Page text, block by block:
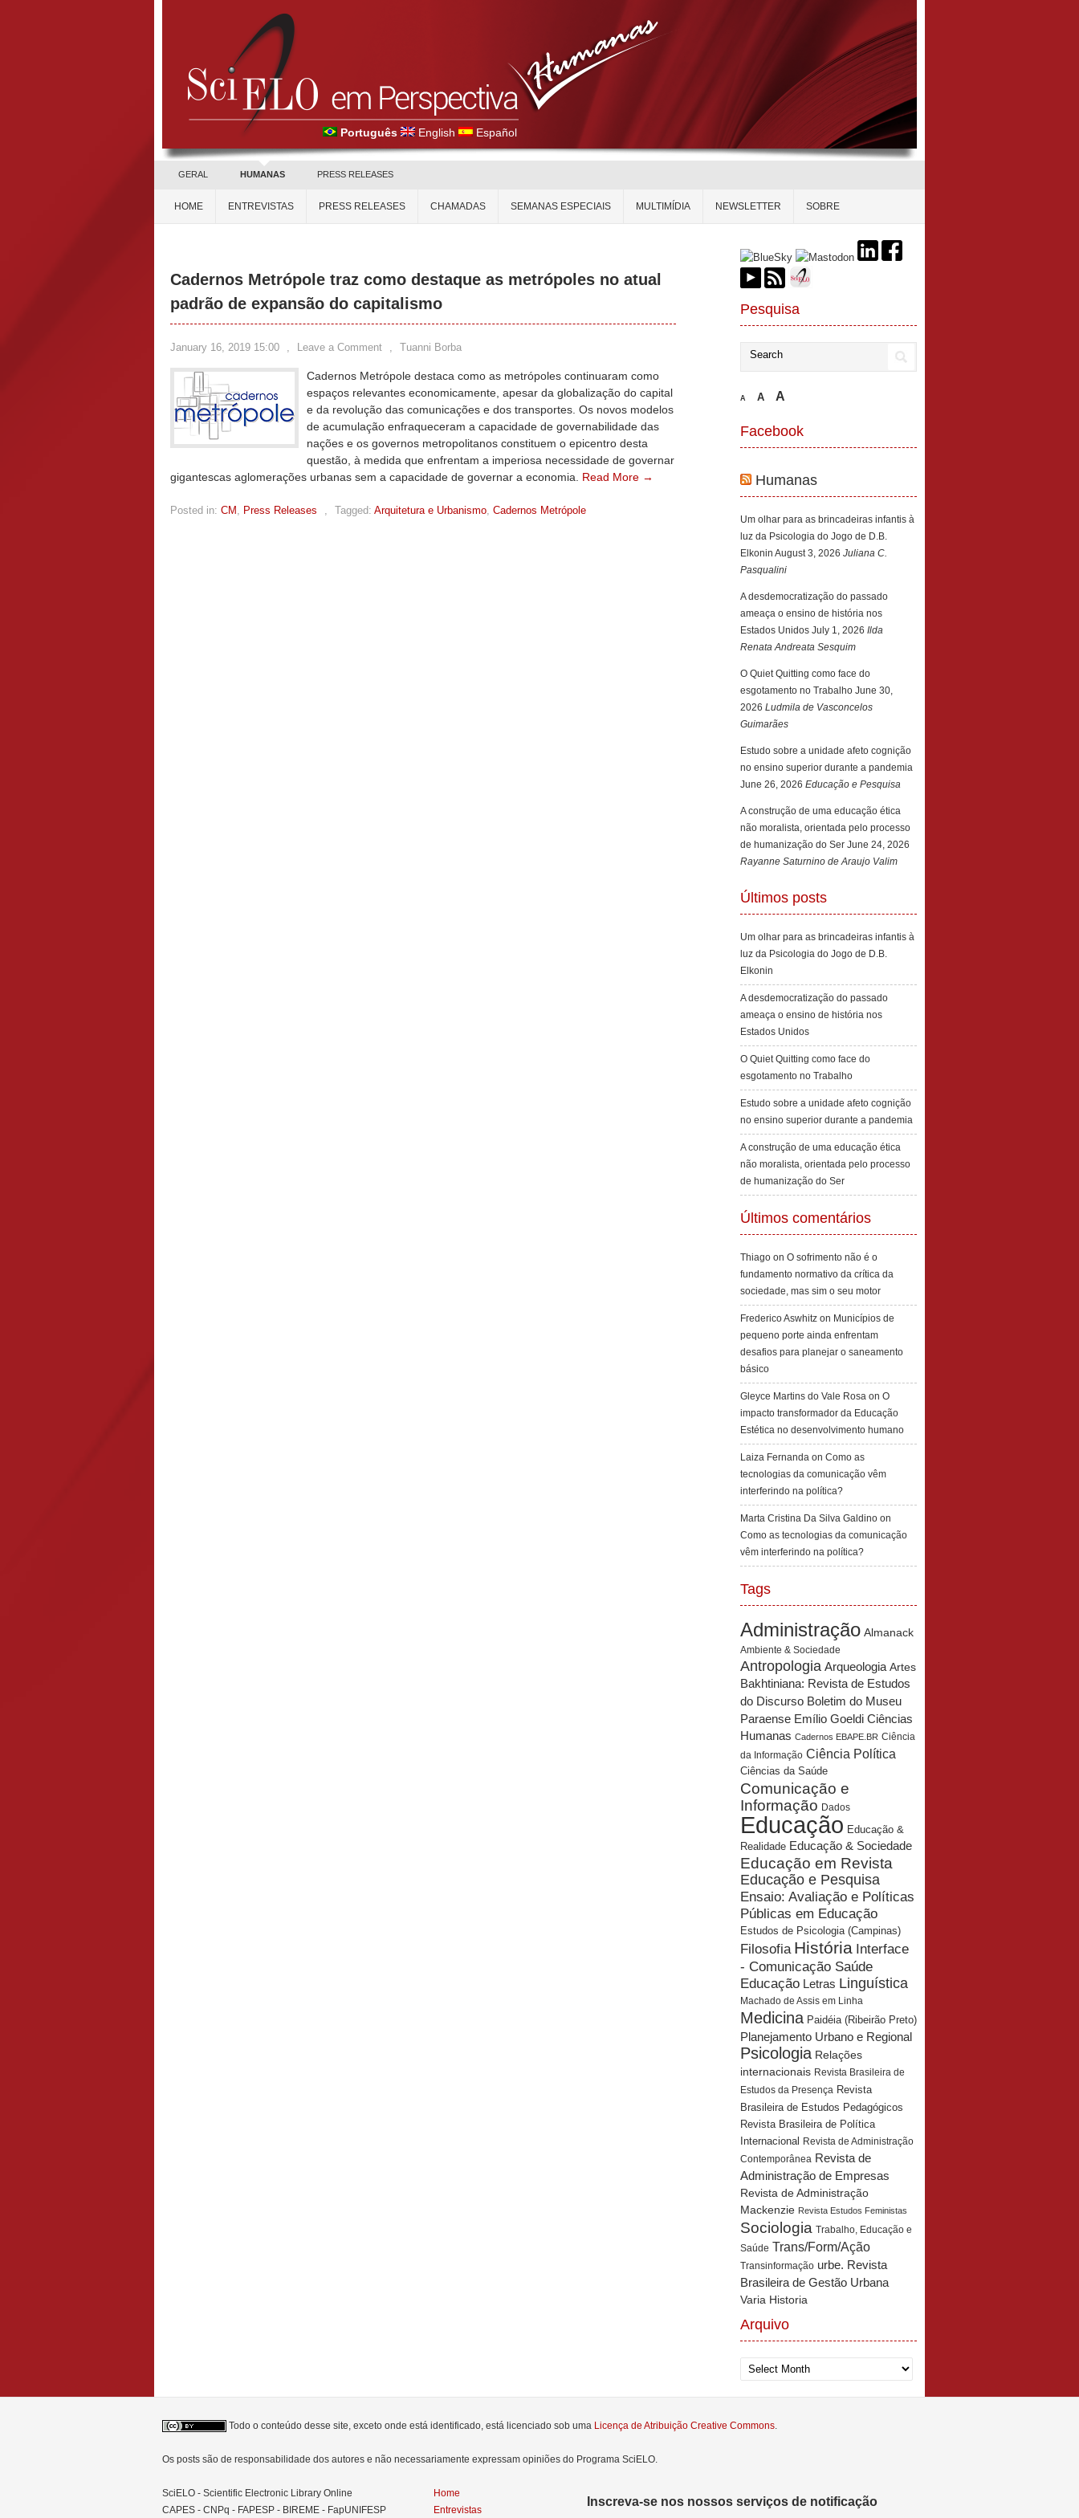
Português English Español
GERAL HUMANAS PRESS RELEASES
HOME ENTREVISTAS PRESS RELEASES CHAMADAS SEMANAS ESPECIAIS MULTIMÍDIA NEWSLETTER SOBRE
Cadernos Metrópole traz como destaque as metrópoles no atual
padrão de expansão do capitalismo
January 16, 2019 15:00 , Leave a Comment , Tuanni Borba
Cadernos Metrópole destaca como as metrópoles continuaram como
espaços relevantes economicamente, apesar da globalização do capital
e da revolução das comunicações e dos transportes. Os novos modelos
de acumulação enfraqueceram a capacidade de governabilidade das
nações e os governos metropolitanos constituem o epicentro desta
questão, à medida que enfrentam a imperiosa necessidade de governar
gigantescas aglomerações urbanas sem a capacidade de governar a economia. Read More →
Posted in: CM , Press Releases , Tagged: Arquitetura e Urbanismo, Cadernos Metrópole
Pesquisa
A A A
Facebook
Humanas
Um olhar para as brincadeiras infantis à
luz da Psicologia do Jogo de D.B.
Elkonin August 3, 2026 Juliana C.
Pasqualini
A desdemocratização do passado
ameaça o ensino de história nos
Estados Unidos July 1, 2026 Ilda
Renata Andreata Sesquim
O Quiet Quitting como face do
esgotamento no Trabalho June 30,
2026 Ludmila de Vasconcelos
Guimarães
Estudo sobre a unidade afeto cognição
no ensino superior durante a pandemia
June 26, 2026 Educação e Pesquisa
A construção de uma educação ética
não moralista, orientada pelo processo
de humanização do Ser June 24, 2026
Rayanne Saturnino de Araujo Valim
Últimos posts
Um olhar para as brincadeiras infantis à
luz da Psicologia do Jogo de D.B.
Elkonin
A desdemocratização do passado
ameaça o ensino de história nos
Estados Unidos
O Quiet Quitting como face do
esgotamento no Trabalho
Estudo sobre a unidade afeto cognição
no ensino superior durante a pandemia
A construção de uma educação ética
não moralista, orientada pelo processo
de humanização do Ser
Últimos comentários
Thiago on O sofrimento não é o
fundamento normativo da crítica da
sociedade, mas sim o seu motor
Frederico Aswhitz on Municípios de
pequeno porte ainda enfrentam
desafios para planejar o saneamento
básico
Gleyce Martins do Vale Rosa on O
impacto transformador da Educação
Estética no desenvolvimento humano
Laiza Fernanda on Como as
tecnologias da comunicação vêm
interferindo na política?
Marta Cristina Da Silva Galdino on
Como as tecnologias da comunicação
vêm interferindo na política?
Tags
Administração Almanack
Ambiente & Sociedade
Antropologia Arqueologia Artes
Bakhtiniana: Revista de Estudos
do Discurso Boletim do Museu
Paraense Emílio Goeldi Ciências
Humanas Cadernos EBAPE.BR Ciência
da Informação Ciência Política
Ciências da Saúde
Comunicação e
Informação Dados
Educação Educação &
Realidade Educação & Sociedade
Educação em Revista
Educação e Pesquisa
Ensaio: Avaliação e Políticas
Públicas em Educação
Estudos de Psicologia (Campinas)
Filosofia História Interface
- Comunicação Saúde
Educação Letras Linguística
Machado de Assis em Linha
Medicina Paidéia (Ribeirão Preto)
Planejamento Urbano e Regional
Psicologia Relações
internacionais Revista Brasileira de
Estudos da Presença Revista
Brasileira de Estudos Pedagógicos
Revista Brasileira de Política
Internacional Revista de Administração
Contemporânea Revista de
Administração de Empresas
Revista de Administração
Mackenzie Revista Estudos Feministas
Sociologia Trabalho, Educação e
Saúde Trans/Form/Ação
Transinformação urbe. Revista
Brasileira de Gestão Urbana
Varia Historia
Arquivo
Arquivo
Todo o conteúdo desse site, exceto onde está identificado, está licenciado sob uma Licença de Atribuição Creative Commons.
Os posts são de responsabilidade dos autores e não necessariamente expressam opiniões do Programa SciELO.
SciELO - Scientific Electronic Library Online
CAPES - CNPq - FAPESP - BIREME - FapUNIFESP
Home
Entrevistas
Inscreva-se nos nossos serviços de notificação